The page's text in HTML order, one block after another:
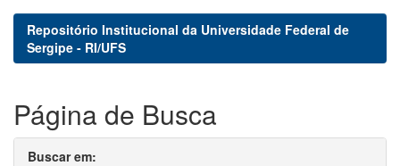
Repositório Institucional da Universidade Federal de
Sergipe - RI/UFS
Página de Busca
Buscar em: